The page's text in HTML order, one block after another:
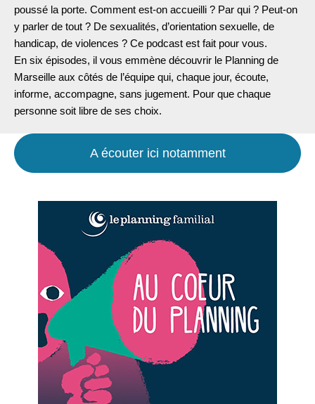
poussé la porte. Comment est-on accueilli ? Par qui ? Peut-on
y parler de tout ? De sexualités, d’orientation sexuelle, de
handicap, de violences ? Ce podcast est fait pour vous.
En six épisodes, il vous emmène découvrir le Planning de
Marseille aux côtés de l’équipe qui, chaque jour, écoute,
informe, accompagne, sans jugement. Pour que chaque
personne soit libre de ses choix.
A écouter ici notamment